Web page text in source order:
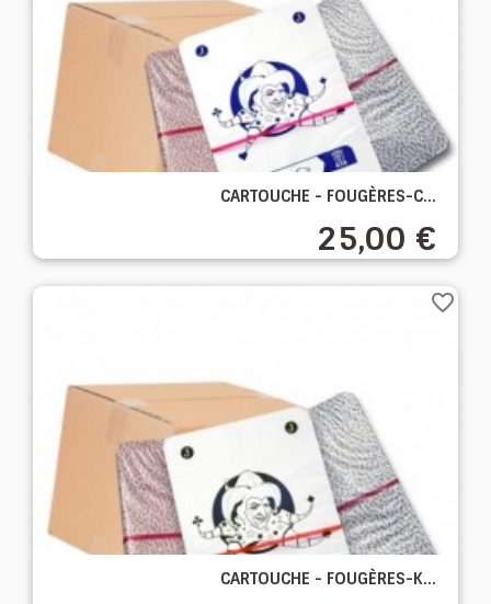
CARTOUCHE - FOUGÈRES-C...
25,00 €
CARTOUCHE - FOUGÈRES-K...
favorite_border